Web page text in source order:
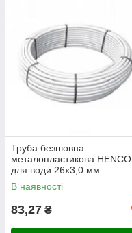
Труба безшовна
металопластикова HENCO
для води 26x3,0 мм
В наявності
83,27 ₴